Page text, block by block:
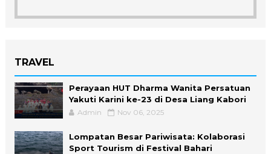
TRAVEL
Perayaan HUT Dharma Wanita Persatuan
Yakuti Karini ke-23 di Desa Liang Kabori
Admin Nov 06, 2025
Lompatan Besar Pariwisata: Kolaborasi
Sport Tourism di Festival Bahari